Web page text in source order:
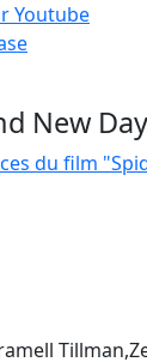
Youtube
New Day
du film